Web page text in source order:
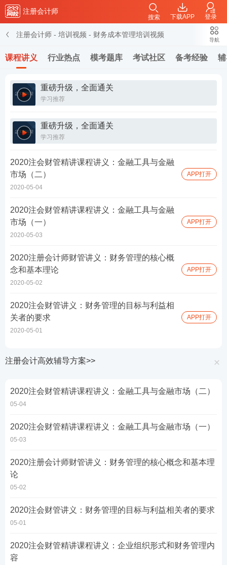
注册会计师
下载APP 登录
搜索
注册会计师 - 培训视频 - 财务成本管理培训视频
课程讲义 行业热点 模考题库 考试社区 备考经验
导航
重磅升级，全面通关
学习推荐
重磅升级，全面通关
学习推荐
2020注会财管精讲课程讲义：金融工具与金融
市场（二）
2020-05-04
APP打开
2020注会财管精讲课程讲义：金融工具与金融
市场（一）
2020-05-03
APP打开
2020注册会计师财管讲义：财务管理的核心概
念和基本理论
2020-05-02
APP打开
2020注会财管讲义：财务管理的目标与利益相
关者的要求
2020-05-01
APP打开
注册会计高效辅导方案>>
2020注会财管精讲课程讲义：金融工具与金融市场（二）
05-04
2020注会财管精讲课程讲义：金融工具与金融市场（一）
05-03
2020注册会计师财管讲义：财务管理的核心概念和基本理
论
05-02
2020注会财管讲义：财务管理的目标与利益相关者的要求
05-01
2020注会财管精讲课程讲义：企业组织形式和财务管理内
容